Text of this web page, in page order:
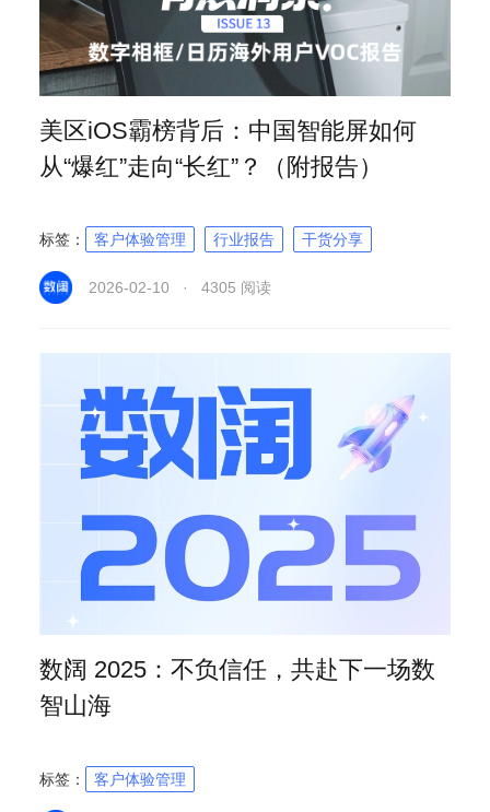
美区iOS霸榜背后：中国智能屏如何
从“爆红”走向“长红”？（附报告）
标签： 客户体验管理 行业报告 干货分享
2026-02-10 · 4305 阅读
数阔 2025：不负信任，共赴下一场数
智山海
标签： 客户体验管理